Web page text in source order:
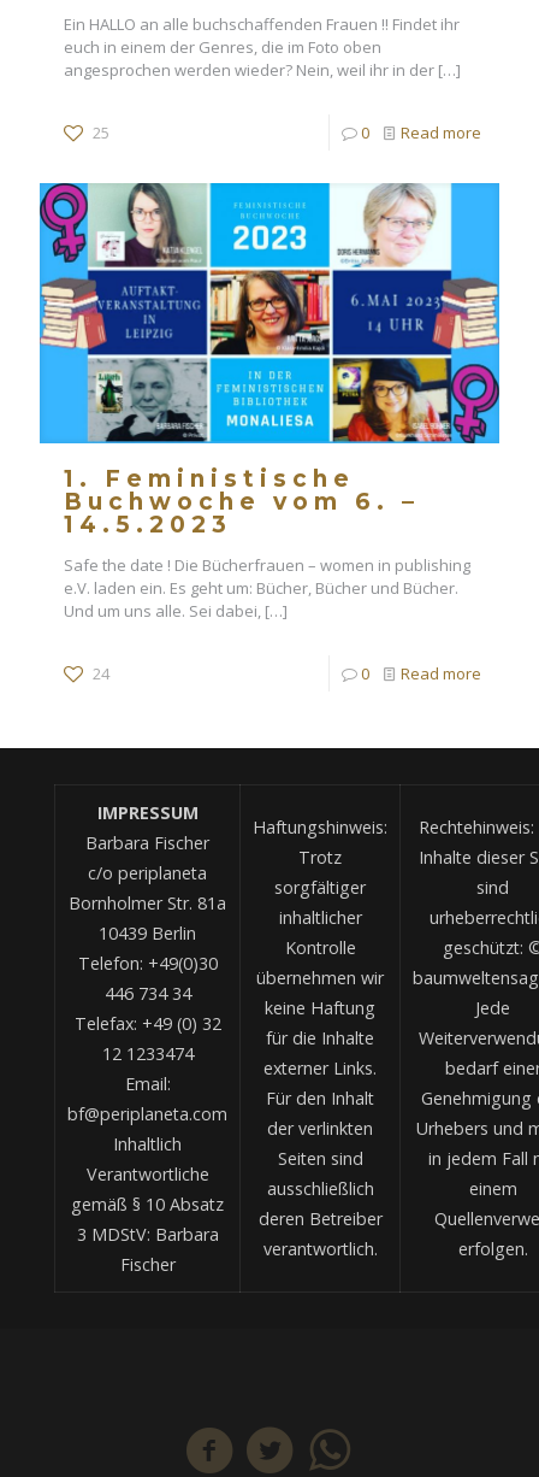
Ein HALLO an alle buchschaffenden Frauen !! Findet ihr
euch in einem der Genres, die im Foto oben
angesprochen werden wieder? Nein, weil ihr in der […]
25 0 Read more
1. Feministische
Buchwoche vom 6. –
14.5.2023
Safe the date ! Die Bücherfrauen – women in publishing
e.V. laden ein. Es geht um: Bücher, Bücher und Bücher.
Und um uns alle. Sei dabei, […]
24 0 Read more
IMPRESSUM
Barbara Fischer
c/o periplaneta
Bornholmer Str. 81a
10439 Berlin
Telefon: +49(0)30
446 734 34
Telefax: +49 (0) 32
12 1233474
Email:
bf@periplaneta.com
Inhaltlich
Verantwortliche
gemäß § 10 Absatz
3 MDStV: Barbara
Fischer
Haftungshinweis:
Trotz
sorgfältiger
inhaltlicher
Kontrolle
übernehmen wir
keine Haftung
für die Inhalte
externer Links.
Für den Inhalt
der verlinkten
Seiten sind
ausschließlich
deren Betreiber
verantwortlich.
Rechtehinweis:
Inhalte dieser
sind
geschützt:
Jede
bedarf
Genehmigung
Urhebers und
in jedem Fall
einem
erfolgen.